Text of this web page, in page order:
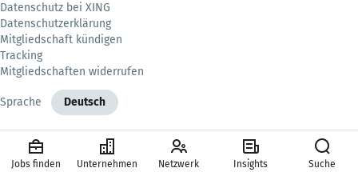
Datenschutz bei XING
Datenschutzerklärung
Mitgliedschaft kündigen
Tracking
Mitgliedschaften widerrufen
Sprache Deutsch
Jobs finden Unternehmen Netzwerk Insights Suche